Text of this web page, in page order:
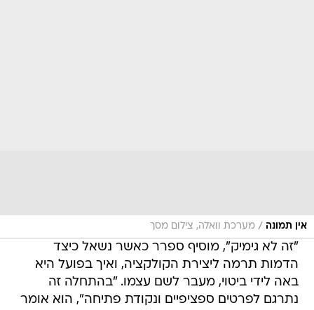
אין תמונה / מערכת וואלה, צילום מסך
"זה לא גימיק", מוסיף ספרר כאשר נשאל כיצד
הדמות תרמה ליצירת הקולקציה, ואיך בפועל היא
באה לידי ביטוי, מעבר לשם עצמו. "בהתחלה זה
נתרגם לפרטים ספציפיים ונקודת פתיחה", הוא אומר